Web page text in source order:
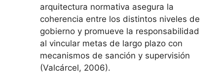
arquitectura normativa asegura la
coherencia entre los distintos niveles de
gobierno y promueve la responsabilidad
al vincular metas de largo plazo con
mecanismos de sanción y supervisión
(Valcárcel, 2006).